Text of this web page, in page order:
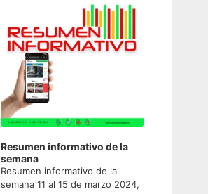
Resumen informativo de la
semana
Resumen informativo de la
semana 11 al 15 de marzo 2024,